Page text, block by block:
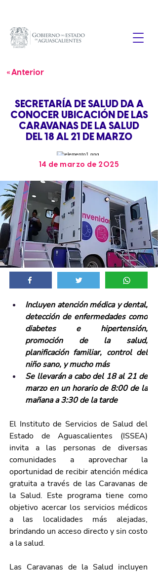
« Anterior
SECRETARÍA DE SALUD DA A
CONOCER UBICACIÓN DE LAS
CARAVANAS DE LA SALUD
DEL 18 AL 21 DE MARZO
14 de marzo de 2025
Incluyen atención médica y dental,
detección de enfermedades como
diabetes e hipertensión,
promoción de la salud,
planificación familiar, control del
niño sano, y mucho más
Se llevarán a cabo del 18 al 21 de
marzo en un horario de 8:00 de la
mañana a 3:30 de la tarde
El Instituto de Servicios de Salud del
Estado de Aguascalientes (ISSEA)
invita a las personas de diversas
comunidades a aprovechar la
oportunidad de recibir atención médica
gratuita a través de las Caravanas de
la Salud. Este programa tiene como
objetivo acercar los servicios médicos
a las localidades más alejadas,
brindando un acceso directo y sin costo
a la salud.
Las Caravanas de la Salud incluyen